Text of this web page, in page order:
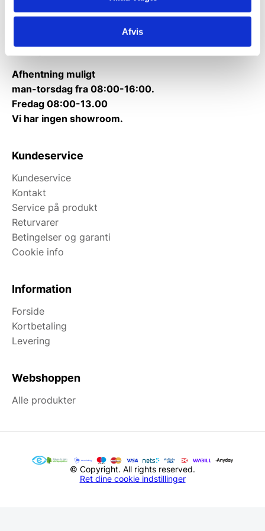
Afvis
Kontakt@wallshop.dk
Mandag til torsdag: 10:00 – 14:00.
Fredag: Telefonlukket.
Afhentning muligt
man-torsdag fra 08:00-16:00.
Fredag 08:00-13.00
Vi har ingen showroom.
Kundeservice
Kundeservice
Kontakt
Service på produkt
Returvarer
Betingelser og garanti
Cookie info
Information
Forside
Kortbetaling
Levering
Webshoppen
Alle produkter
© Copyright. All rights reserved.
Ret dine cookie indstillinger